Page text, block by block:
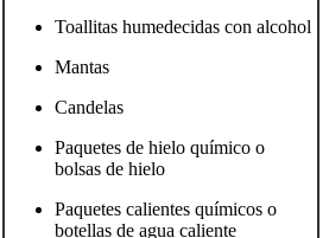
Toallitas humedecidas con alcohol
Mantas
Candelas
Paquetes de hielo químico o
bolsas de hielo
Paquetes calientes químicos o
botellas de agua caliente